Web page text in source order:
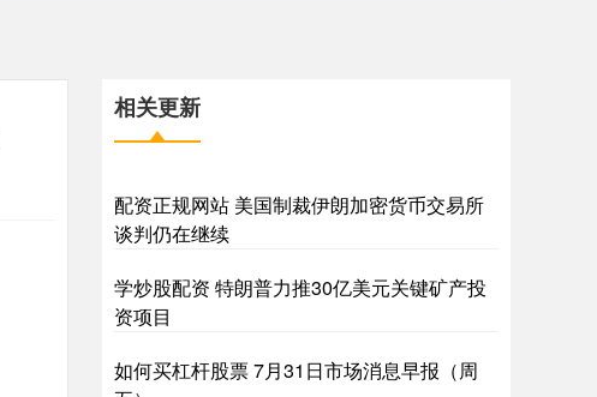
相关更新
配资正规网站 美国制裁伊朗加密货币交易所
谈判仍在继续
学炒股配资 特朗普力推30亿美元关键矿产投
资项目
如何买杠杆股票 7月31日市场消息早报（周